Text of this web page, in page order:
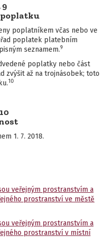
9
poplatníkem včas nebo ve
poplatek platebním
seznamem.9
poplatky nebo část
zvýšit až na trojnásobek; toto
10
1. 7. 2018.
veřejným prostranstvím a
prostranství ve městě
veřejným prostranstvím a
prostranství v místní